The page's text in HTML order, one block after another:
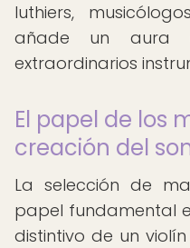
luthiers,
añade un aura
extraordinarios
El papel de los
creación del
La selección de
papel fundamental
distintivo de un